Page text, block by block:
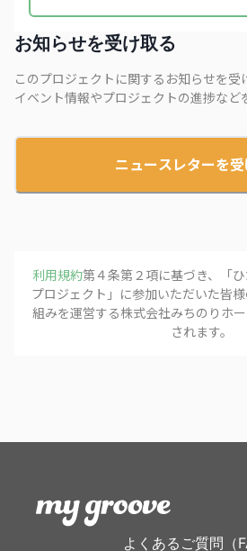
お知らせを受け取る
このプロジェクトに関するお知らせを受
イベント情報やプロジェクトの進捗など
ニュースレターを
利用規約第４条第２項に基づき、「
プロジェクト 」に参加いただいた皆
組みを運営する株式会社みちのりホ
されます。
よくあるご質問（